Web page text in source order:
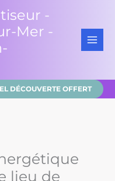
-
Mer -
DÉCOUVERTE OFFERT
lieu de